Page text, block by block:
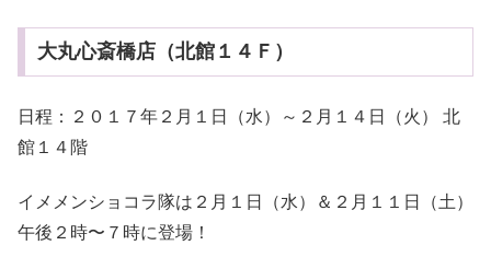
大丸心斎橋店（北館１４Ｆ）
日程：２０１７年２月１日（水）～２月１４日（火） 北
館１４階
イメメンショコラ隊は２月１日（水）＆２月１１日（土）
午後２時〜７時に登場！